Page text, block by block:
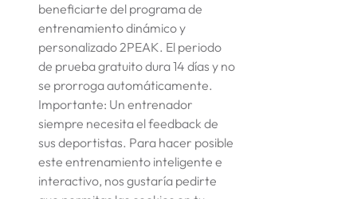
beneficiarte del programa de
entrenamiento dinámico y
personalizado 2PEAK. El periodo
de prueba gratuito dura 14 días y no
se prorroga automáticamente.
Importante: Un entrenador
siempre necesita el feedback de
sus deportistas. Para hacer posible
este entrenamiento inteligente e
interactivo, nos gustaría pedirte